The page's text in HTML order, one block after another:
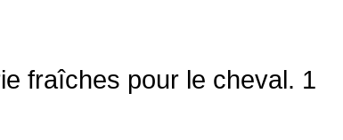
fraîches pour le cheval. 1